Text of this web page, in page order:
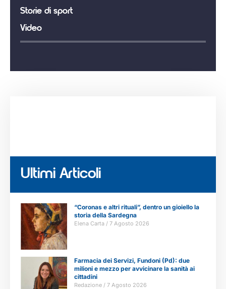
Storie di sport
Video
Ultimi Articoli
“Coronas e altri rituali”, dentro un gioiello la
storia della Sardegna
Elena Carta 7 Agosto 2026
Farmacia dei Servizi, Fundoni (Pd): due
milioni e mezzo per avvicinare la sanità ai
cittadini
Redazione 7 Agosto 2026